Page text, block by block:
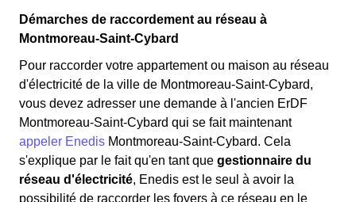
Démarches de raccordement au réseau à
Montmoreau-Saint-Cybard
Pour raccorder votre appartement ou maison au réseau
d'électricité de la ville de Montmoreau-Saint-Cybard,
vous devez adresser une demande à l'ancien ErDF
Montmoreau-Saint-Cybard qui se fait maintenant
appeler Enedis Montmoreau-Saint-Cybard. Cela
s'explique par le fait qu'en tant que gestionnaire du
réseau d'électricité, Enedis est le seul à avoir la
possibilité de raccorder les foyers à ce réseau en le